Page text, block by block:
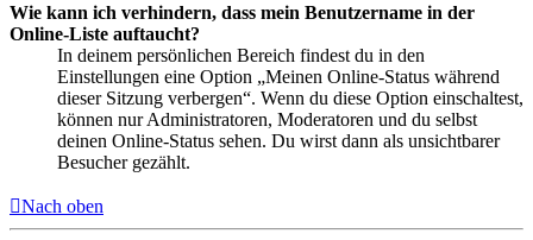
Wie kann ich verhindern, dass mein Benutzername in der
Online-Liste auftaucht?
In deinem persönlichen Bereich findest du in den
Einstellungen eine Option „Meinen Online-Status während
dieser Sitzung verbergen“. Wenn du diese Option einschaltest,
können nur Administratoren, Moderatoren und du selbst
deinen Online-Status sehen. Du wirst dann als unsichtbarer
Besucher gezählt.
Nach oben